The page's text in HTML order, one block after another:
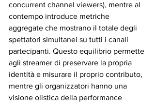
concurrent channel viewers), mentre al
contempo introduce metriche
aggregate che mostrano il totale degli
spettatori simultanei su tutti i canali
partecipanti. Questo equilibrio permette
agli streamer di preservare la propria
identità e misurare il proprio contributo,
mentre gli organizzatori hanno una
visione olistica della performance